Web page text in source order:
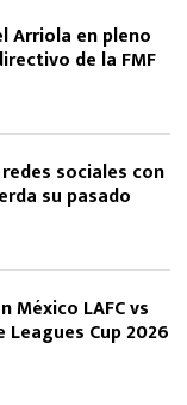
Arriola en pleno
de la FMF
sociales con
su pasado
México LAFC vs
Leagues Cup 2026